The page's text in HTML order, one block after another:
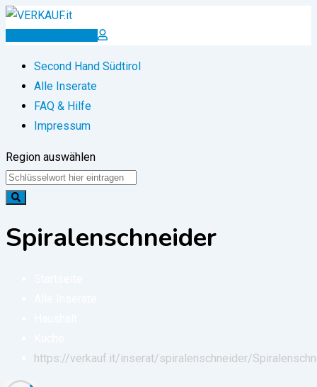
Zum
Inserat erstellen
Second Hand Südtirol
Alle Inserate
FAQ & Hilfe
Impressum
Region auswählen
Spiralenschneider
https://verkauf.it/inserat/spiralenschneider/